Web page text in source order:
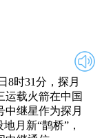
时31分，探月
运载火箭在中国
继星作为探月
月新“鹊桥”，